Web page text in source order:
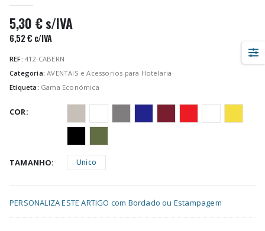
5,30 €s/IVA
6,52€ c/IVA
REF: 412-CABERN
Categoria:AVENTAIS e Acessorios para Hotelaria
Etiqueta: Gama Económica
COR
TAMANHO Unico
PERSONALIZA ESTE ARTIGO com Bordado ou Estampagem